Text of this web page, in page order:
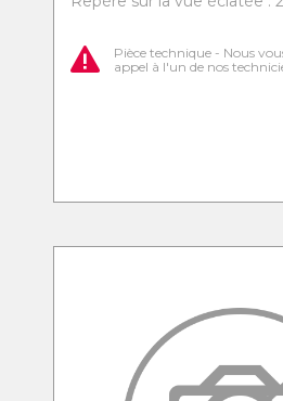
Pièce technique - Nous
appel à l'un de nos